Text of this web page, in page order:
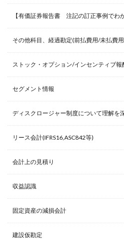
【有価証券報告書 注記の訂正事例でわ
その他科目、経過勘定(前払費用/未払費
ストック・オプション/インセンティブ報
セグメント情報
ディスクロージャー制度について理解を
リース会計(IFRS16,ASC842等)
会計上の見積り
収益認識
固定資産の減損会計
建設仮勘定